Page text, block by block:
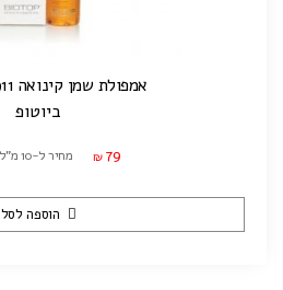
אמפולת שמן קינואה 911 | 30 מ"ל
ביוטופ
₪ 79 מחיר ל-10 מ"ל: ₪26.33
הוספה לסל